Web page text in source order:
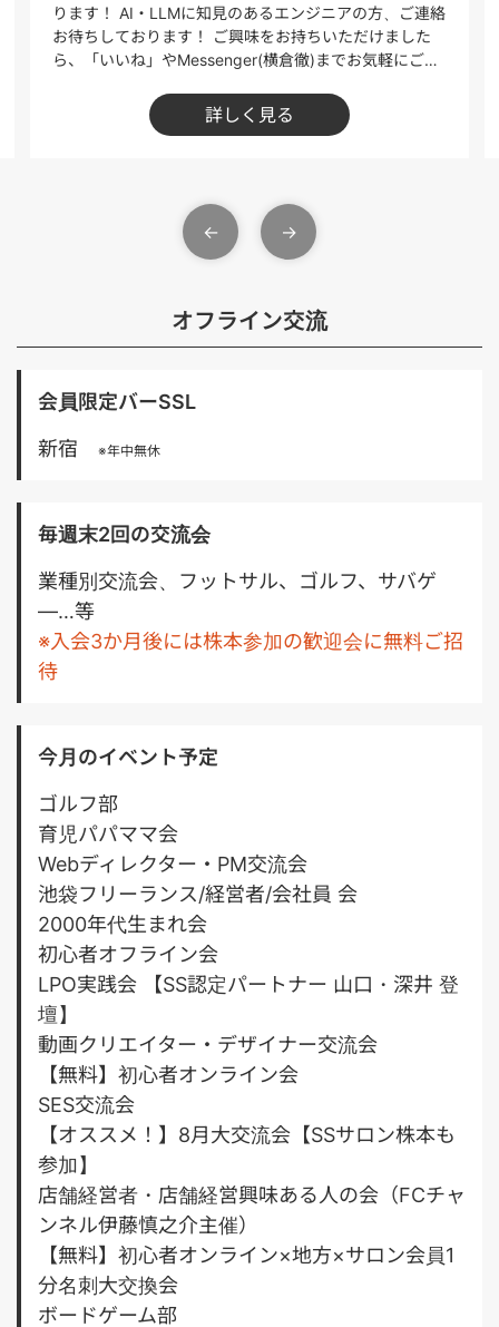
ります！ AI・LLMに知見のあるエンジニアの方、ご連絡
お待ちしております！ ご興味をお持ちいただけました
ら、「いいね」やMessenger(横倉徹)までお気軽にご連
提案可能です。ぜひご相談ください！ ＝＝＝＝＝＝＝＝
＝＝＝＝＝＝＝＝ 【生成AIエンジニア募集！（LLM・AI
■【勤務地】フルリモート可 ■具体業務 ・生成AIを活
用した不動産DXプロジェクトの企画・実装 ・複数モデ
ル（LLM等）の検証・精度比較 ・Webアプリケーショ
技術スタック ・フロントエンド：TypeScript / React.js
CDKTF ・AI関連：AI SDK / LangChain / LangGraph ほ
か ・ツール：Slack / Notion / GitHub / Google
Webサービス構築経験 ・LLMを用いたチャットボット
ブラリ使用経験 ・コンピュータサイエンス基礎を活用し
た問題解決力 ■歓迎スキル・経験 ・機械学習／自然言
語処理／画像認識の知識または実務経験 ・機械学習モデ
ルの設計・実装経験 ・確率・統計の基礎知識 ・不動産
ドメインの知見や取引経験 ・アジャイル／スクラム開発
経験 ＝＝＝＝＝＝＝＝＝＝＝＝＝＝＝＝
詳しく見る
オフライン交流
会員限定バーSSL
新宿
※年中無休
毎週末2回の交流会
業種別交流会、フットサル、ゴルフ、サバゲ
―…等
※入会3か月後には株本参加の歓迎会に無料ご招
待
今月のイベント予定
ゴルフ部
育児パパママ会
Webディレクター・PM交流会
池袋フリーランス/経営者/会社員 会
2000年代生まれ会
初心者オフライン会
LPO実践会 【SS認定パートナー 山口・深井 登
壇】
動画クリエイター・デザイナー交流会
【無料】初心者オンライン会
SES交流会
【オススメ！】8月大交流会【SSサロン株本も
参加】
店舗経営者・店舗経営興味ある人の会（FCチャ
ンネル伊藤慎之介主催）
【無料】初心者オンライン×地方×サロン会員1
分名刺大交換会
ボードゲーム部